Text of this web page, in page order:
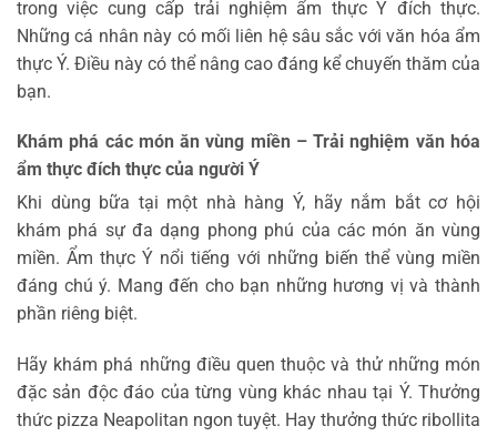
trong việc cung cấp trải nghiệm ẩm thực Ý đích thực.
Những cá nhân này có mối liên hệ sâu sắc với văn hóa ẩm
thực Ý. Điều này có thể nâng cao đáng kể chuyến thăm của
bạn.
Khám phá các món ăn vùng miền – Trải nghiệm văn hóa
ẩm thực đích thực của người Ý
Khi dùng bữa tại một nhà hàng Ý, hãy nắm bắt cơ hội
khám phá sự đa dạng phong phú của các món ăn vùng
miền. Ẩm thực Ý nổi tiếng với những biến thể vùng miền
đáng chú ý. Mang đến cho bạn những hương vị và thành
phần riêng biệt.
Hãy khám phá những điều quen thuộc và thử những món
đặc sản độc đáo của từng vùng khác nhau tại Ý. Thưởng
thức pizza Neapolitan ngon tuyệt. Hay thưởng thức ribollita